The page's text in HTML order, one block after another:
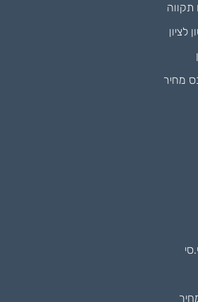
מחיר